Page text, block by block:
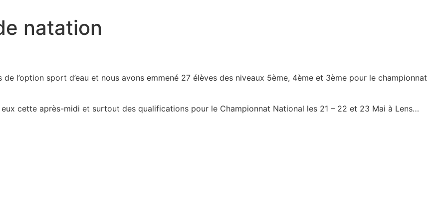
natation
l’option sport d’eau et nous avons emmené 27 élèves des niveaux 5ème, 4ème et 3ème pour le championnat
cette après-midi et surtout des qualifications pour le Championnat National les 21 – 22 et 23 Mai à Lens…